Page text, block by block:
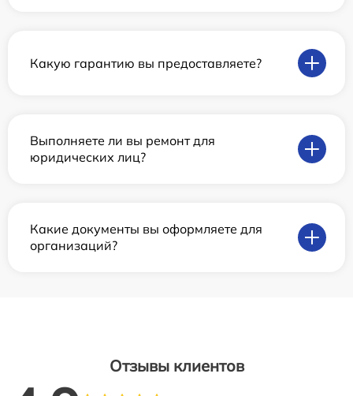
Какую гарантию вы предоставляете?
Выполняете ли вы ремонт для
юридических лиц?
Какие документы вы оформляете для
организаций?
Отзывы клиентов